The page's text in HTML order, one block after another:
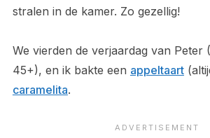
stralen in de kamer. Zo gezellig!
We vierden de verjaardag van Peter
45+), en ik bakte een appeltaart
caramelita.